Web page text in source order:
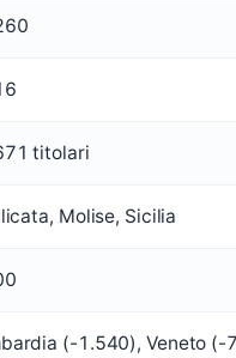
titolari
Molise, Sicilia
(-1.540), Veneto (-